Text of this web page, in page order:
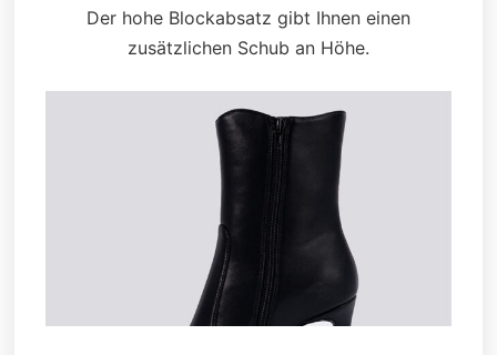
Der hohe Blockabsatz gibt Ihnen einen
zusätzlichen Schub an Höhe.